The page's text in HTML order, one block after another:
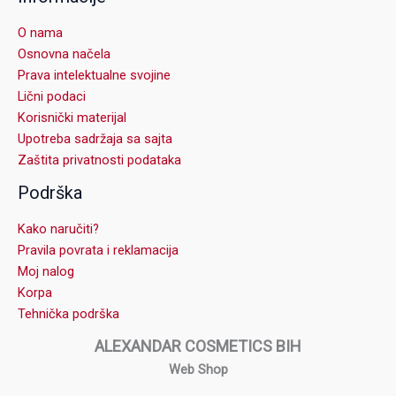
O nama
Osnovna načela
Prava intelektualne svojine
Lični podaci
Korisnički materijal
Upotreba sadržaja sa sajta
Zaštita privatnosti podataka
Podrška
Kako naručiti?
Pravila povrata i reklamacija
Moj nalog
Korpa
Tehnička podrška
ALEXANDAR COSMETICS BIH
Web Shop